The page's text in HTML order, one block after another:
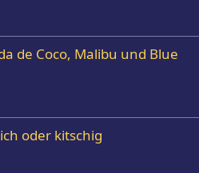
de Coco, Malibu und Blue
oder kitschig